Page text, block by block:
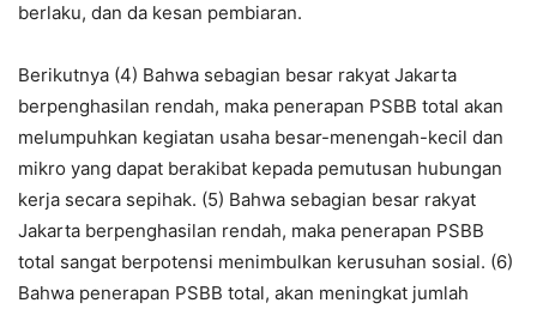
berlaku, dan da kesan pembiaran.
Berikutnya (4) Bahwa sebagian besar rakyat Jakarta
berpenghasilan rendah, maka penerapan PSBB total akan
melumpuhkan kegiatan usaha besar-menengah-kecil dan
mikro yang dapat berakibat kepada pemutusan hubungan
kerja secara sepihak. (5) Bahwa sebagian besar rakyat
Jakarta berpenghasilan rendah, maka penerapan PSBB
total sangat berpotensi menimbulkan kerusuhan sosial. (6)
Bahwa penerapan PSBB total, akan meningkat jumlah